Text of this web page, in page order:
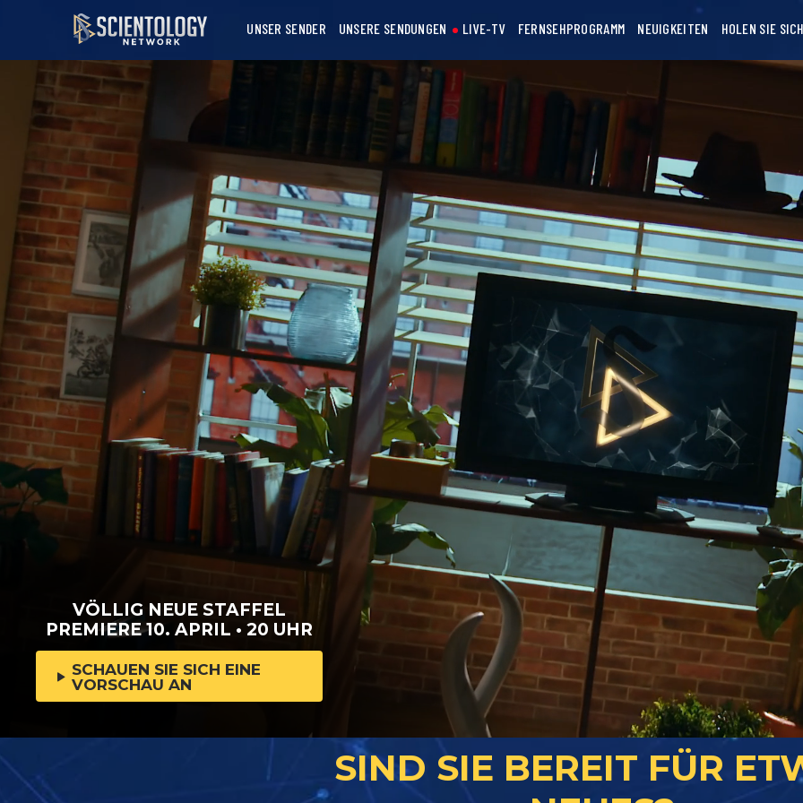
UNSER SENDER UNSERE SENDUNGEN LIVE-TV FERNSEHPROGRAMM NEUIGKEITEN HOLEN SIE
VÖLLIG NEUE STAFFEL
PREMIERE 10. APRIL • 20 UHR
SCHAUEN SIE SICH EINE
VORSCHAU AN
SIND SIE BEREIT FÜR